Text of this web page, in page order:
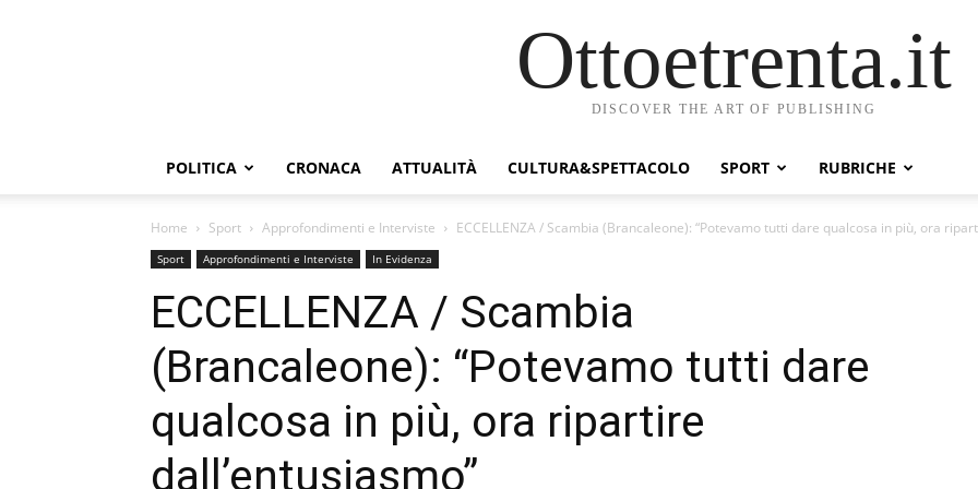
Ottoetrenta.it
DISCOVER THE ART OF PUBLISHING
POLITICA CRONACA ATTUALITÀ CULTURA&SPETTACOLO SPORT RUBRICHE
Home Sport Approfondimenti e Interviste ECCELLENZA / Scambia (Brancaleone): “Potevamo tutti dare qualcosa in più, ora
Sport Approfondimenti e Interviste In Evidenza
ECCELLENZA / Scambia
(Brancaleone): “Potevamo tutti dare
qualcosa in più, ora ripartire
dall’entusiasmo”